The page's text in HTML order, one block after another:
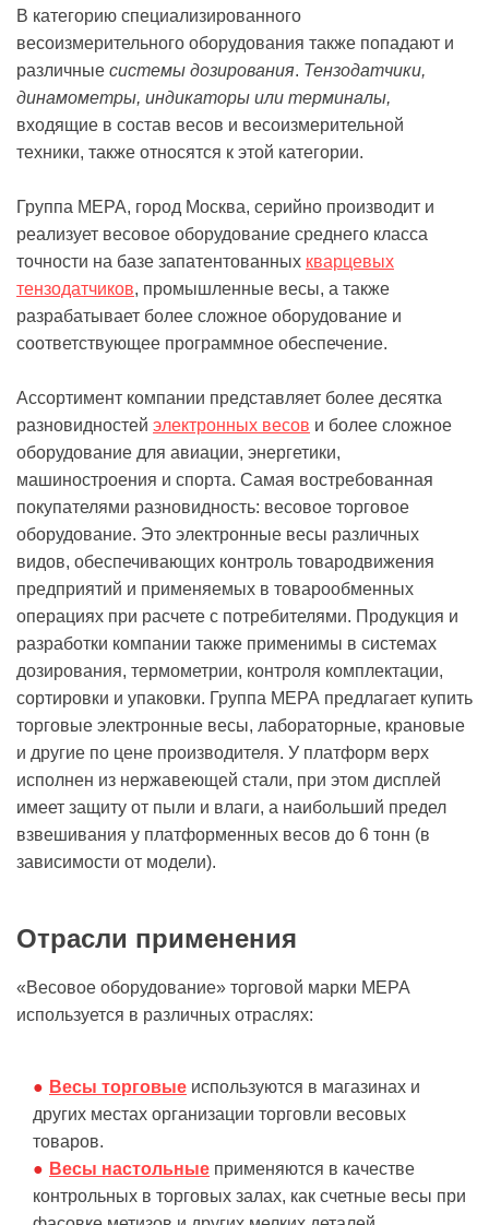
В категорию специализированного
весоизмерительного оборудования также попадают и
различные системы дозирования. Тензодатчики,
динамометры, индикаторы или терминалы,
входящие в состав весов и весоизмерительной
техники, также относятся к этой категории.
Группа МЕРА, город Москва, серийно производит и
реализует весовое оборудование среднего класса
точности на базе запатентованных кварцевых
тензодатчиков, промышленные весы, а также
разрабатывает более сложное оборудование и
соответствующее программное обеспечение.
Ассортимент компании представляет более десятка
разновидностей электронных весов и более сложное
оборудование для авиации, энергетики,
машиностроения и спорта. Самая востребованная
покупателями разновидность: весовое торговое
оборудование. Это электронные весы различных
видов, обеспечивающих контроль товародвижения
предприятий и применяемых в товарообменных
операциях при расчете с потребителями. Продукция и
разработки компании также применимы в системах
дозирования, термометрии, контроля комплектации,
сортировки и упаковки. Группа МЕРА предлагает купить
торговые электронные весы, лабораторные, крановые
и другие по цене производителя. У платформ верх
исполнен из нержавеющей стали, при этом дисплей
имеет защиту от пыли и влаги, а наибольший предел
взвешивания у платформенных весов до 6 тонн (в
зависимости от модели).
Отрасли применения
«Весовое оборудование» торговой марки МЕРА
используется в различных отраслях:
Весы торговые используются в магазинах и
других местах организации торговли весовых
товаров.
Весы настольные применяются в качестве
контрольных в торговых залах, как счетные весы при